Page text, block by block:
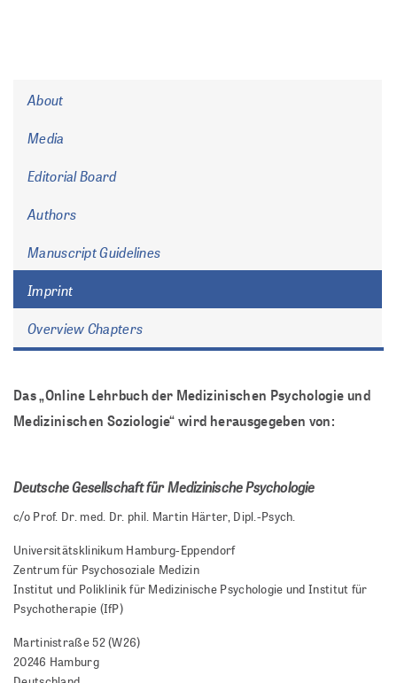
About
Media
Editorial Board
Authors
Manuscript Guidelines
Imprint
Overview Chapters
Das „Online Lehrbuch der Medizinischen Psychologie und
Medizinischen Soziologie“ wird herausgegeben von:
Deutsche Gesellschaft für Medizinische Psychologie
c/o Prof. Dr. med. Dr. phil. Martin Härter, Dipl.-Psych.
Universitätsklinikum Hamburg-Eppendorf
Zentrum für Psychosoziale Medizin
Institut und Poliklinik für Medizinische Psychologie und Institut für
Psychotherapie (IfP)
Martinistraße 52 (W26)
20246 Hamburg